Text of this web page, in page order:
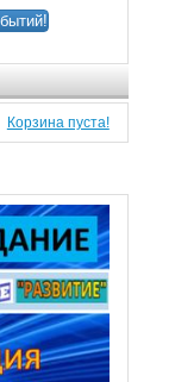
Корзина пуста!